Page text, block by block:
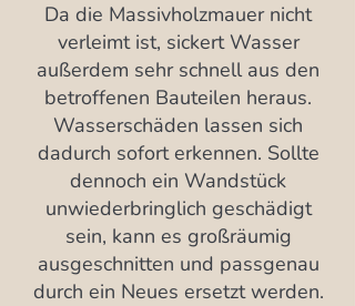
Da die Massivholzmauer nicht
verleimt ist, sickert Wasser
außerdem sehr schnell aus den
betroffenen Bauteilen heraus.
Wasserschäden lassen sich
dadurch sofort erkennen. Sollte
dennoch ein Wandstück
unwiederbringlich geschädigt
sein, kann es großräumig
ausgeschnitten und passgenau
durch ein Neues ersetzt werden.